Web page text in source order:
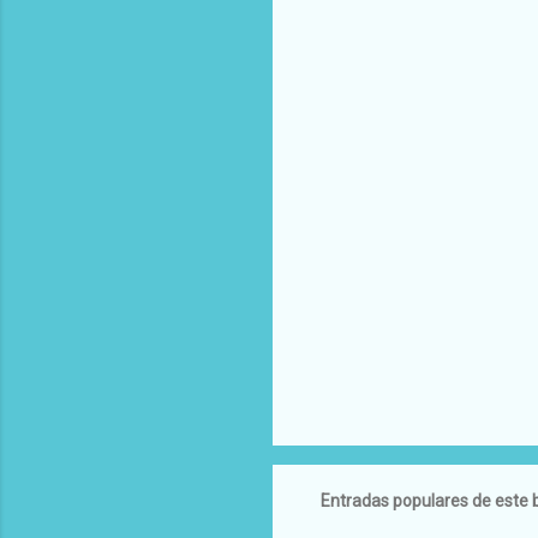
Entradas populares de este